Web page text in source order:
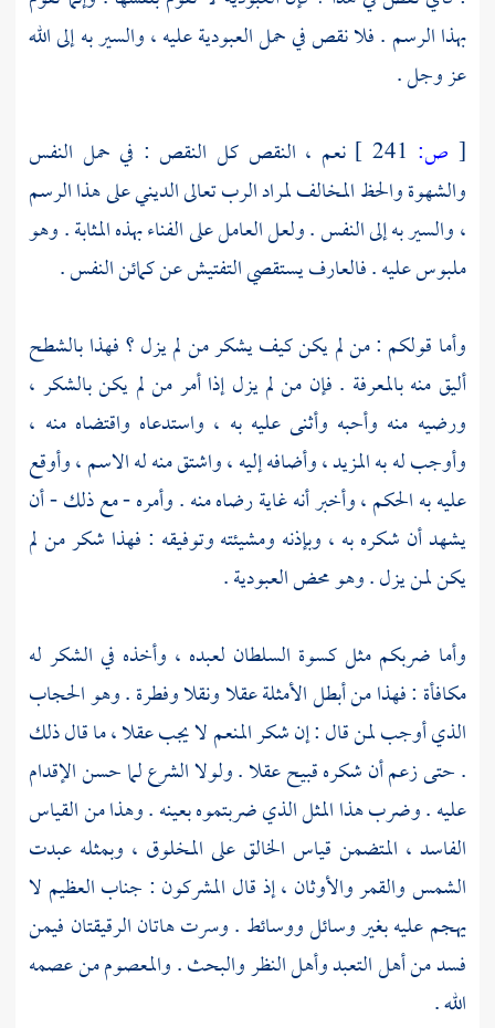
بهذا الرسم . فلا نقص في حمل العبودية عليه ، والسير به إلى الله
عز وجل .
[ ص:
نعم ، النقص كل النقص : في حمل النفس
والشهوة والحظ المخالف لمراد الرب تعالى الديني على هذا الرسم
، والسير به إلى النفس . ولعل العامل على الفناء بهذه المثابة . وهو
ملبوس عليه . فالعارف يستقصي التفتيش عن كمائن النفس .
وأما قولكم : من لم يكن كيف يشكر من لم يزل ؟ فهذا بالشطح
أليق منه بالمعرفة . فإن من لم يزل إذا أمر من لم يكن بالشكر ،
ورضيه منه وأحبه وأثنى عليه به ، واستدعاه واقتضاه منه ،
وأوجب له به المزيد ، وأضافه إليه ، واشتق منه له الاسم ، وأوقع
عليه به الحكم ، وأخبر أنه غاية رضاه منه . وأمره - مع ذلك - أن
يشهد أن شكره به ، وبإذنه ومشيئته وتوفيقه : فهذا شكر من لم
يكن لمن يزل . وهو محض العبودية .
وأما ضربكم مثل كسوة السلطان لعبده ، وأخذه في الشكر له
مكافأة : فهذا من أبطل الأمثلة عقلا ونقلا وفطرة . وهو الحجاب
الذي أوجب لمن قال : إن شكر المنعم لا يجب عقلا ، ما قال ذلك
. حتى زعم أن شكره قبيح عقلا . ولولا الشرع لما حسن الإقدام
عليه . وضرب هذا المثل الذي ضربتموه بعينه . وهذا من القياس
الفاسد ، المتضمن قياس الخالق على المخلوق ، وبمثله عبدت
الشمس والقمر والأوثان ، إذ قال المشركون : جناب العظيم لا
يهجم عليه بغير وسائل ووسائط . وسرت هاتان الرقيقتان فيمن
فسد من أهل التعبد وأهل النظر والبحث . والمعصوم من عصمه
الله .